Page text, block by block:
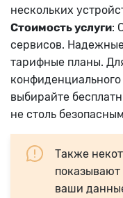
нескольких
Стоимость услуги:
сервисов.
тарифные планы.
выбирайте
не столь
Также
ваши